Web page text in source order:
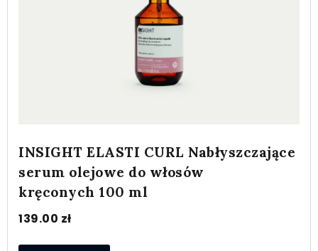
INSIGHT ELASTI CURL Nabłyszczające
serum olejowe do włosów
kręconych 100 ml
139.00 zł